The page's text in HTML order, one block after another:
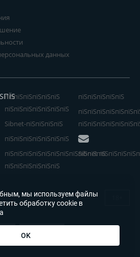
данных
пїЅпїЅпїЅпїЅпїЅпїЅ
пїЅпїЅпїЅпїЅпїЅпїЅпїЅ
Sibnet-пїЅпїЅпїЅпїЅ
пїЅпїЅпїЅпїЅпїЅ
пїЅпїЅпїЅпїЅпїЅпїЅпїЅ
пїЅпїЅпїЅпїЅпїЅпїЅпїЅпїЅпїЅпїЅпїЅ
пїЅпїЅпїЅпїЅпїЅпїЅ
Sibnet
мы используем файлы
обработку cookie в
OK